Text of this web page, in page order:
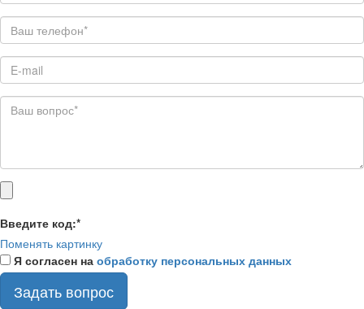
Введите код:*
Поменять картинку
Я согласен на обработку персональных данных
Задать вопрос